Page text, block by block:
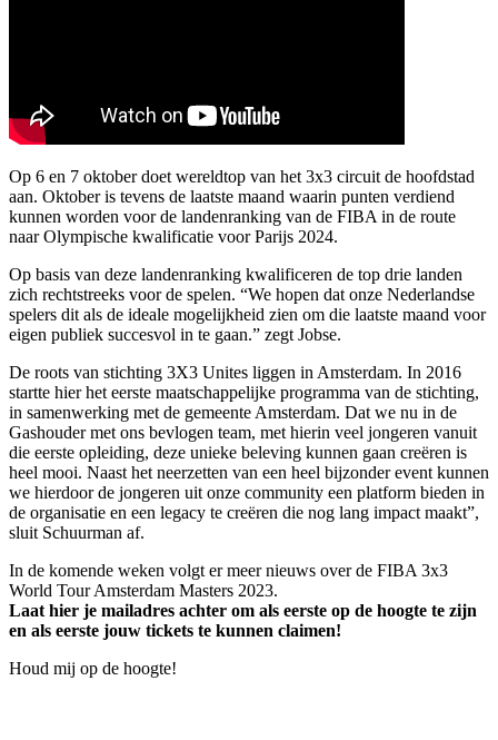
Op 6 en 7 oktober doet wereldtop van het 3x3 circuit de hoofdstad
aan. Oktober is tevens de laatste maand waarin punten verdiend
kunnen worden voor de landenranking van de FIBA in de route
naar Olympische kwalificatie voor Parijs 2024.
Op basis van deze landenranking kwalificeren de top drie landen
zich rechtstreeks voor de spelen. “We hopen dat onze Nederlandse
spelers dit als de ideale mogelijkheid zien om die laatste maand voor
eigen publiek succesvol in te gaan.” zegt Jobse.
De roots van stichting 3X3 Unites liggen in Amsterdam. In 2016
startte hier het eerste maatschappelijke programma van de stichting,
in samenwerking met de gemeente Amsterdam. Dat we nu in de
Gashouder met ons bevlogen team, met hierin veel jongeren vanuit
die eerste opleiding, deze unieke beleving kunnen gaan creëren is
heel mooi. Naast het neerzetten van een heel bijzonder event kunnen
we hierdoor de jongeren uit onze community een platform bieden in
de organisatie en een legacy te creëren die nog lang impact maakt”,
sluit Schuurman af.
In de komende weken volgt er meer nieuws over de FIBA 3x3
World Tour Amsterdam Masters 2023.
Laat hier je mailadres achter om als eerste op de hoogte te zijn
en als eerste jouw tickets te kunnen claimen!
Houd mij op de hoogte!